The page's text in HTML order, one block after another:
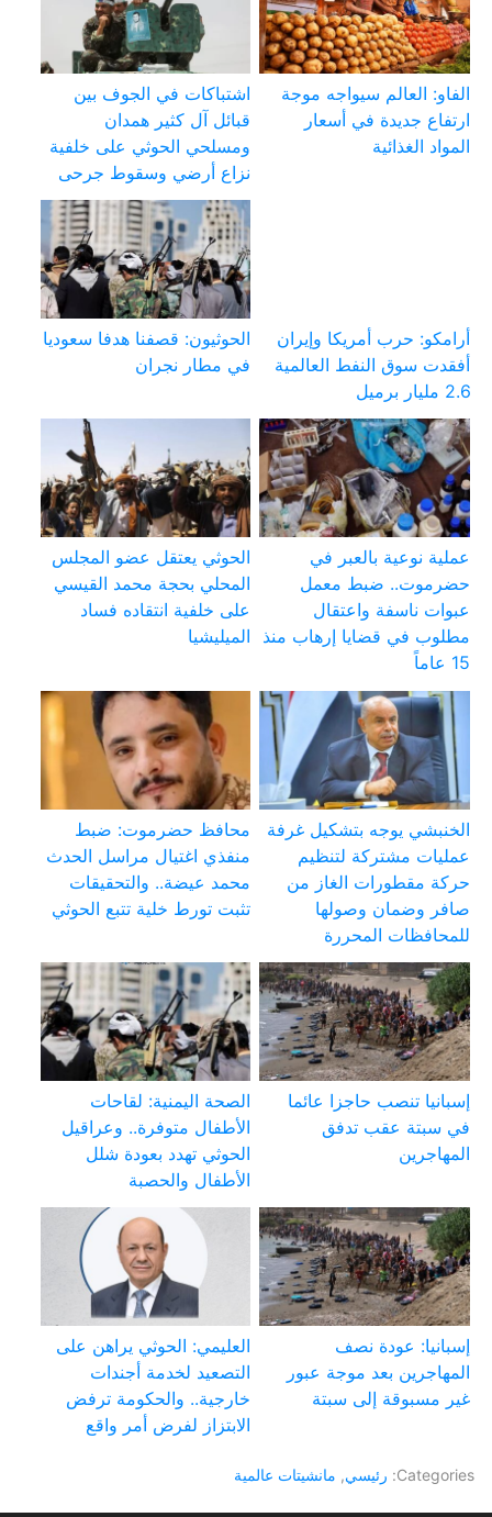
الفاو: العالم سيواجه موجة
ارتفاع جديدة في أسعار
المواد الغذائية
اشتباكات في الجوف بين
قبائل آل كثير همدان
ومسلحي الحوثي على خلفية
نزاع أرضي وسقوط جرحى
أرامكو: حرب أمريكا وإيران
أفقدت سوق النفط العالمية
2.6 مليار برميل
الحوثيون: قصفنا هدفا سعوديا
في مطار نجران
عملية نوعية بالعبر في
حضرموت.. ضبط معمل
عبوات ناسفة واعتقال
مطلوب في قضايا إرهاب منذ
15 عاماً
الحوثي يعتقل عضو المجلس
المحلي بحجة محمد القيسي
على خلفية انتقاده فساد
الميليشيا
الخنبشي يوجه بتشكيل غرفة
عمليات مشتركة لتنظيم
حركة مقطورات الغاز من
صافر وضمان وصولها
للمحافظات المحررة
محافظ حضرموت: ضبط
منفذي اغتيال مراسل الحدث
محمد عيضة.. والتحقيقات
تثبت تورط خلية تتبع الحوثي
إسبانيا تنصب حاجزا عائما
في سبتة عقب تدفق
المهاجرين
الصحة اليمنية: لقاحات
الأطفال متوفرة.. وعراقيل
الحوثي تهدد بعودة شلل
الأطفال والحصبة
إسبانيا: عودة نصف
المهاجرين بعد موجة عبور
غير مسبوقة إلى سبتة
العليمي: الحوثي يراهن على
التصعيد لخدمة أجندات
خارجية.. والحكومة ترفض
الابتزاز لفرض أمر واقع
Categories: رئيسي, مانشيتات عالمية